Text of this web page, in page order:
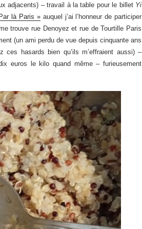
adjacents) – travail à la table pour le billet Yi
là Paris »auquel j’ai l’honneur de participer
trouve rue Denoyez et rue de Tourtille Paris
(un ami perdu de vue depuis cinquante ans
ces hasards bien qu’ils m’effraient aussi) –
euros le kilo quand même – furieusement